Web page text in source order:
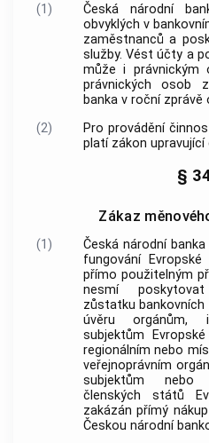
(1) Česká národní
obvyklých v
zaměstnanců a
služby. Vést účty a
může i právnickým
právnických osob
bankav roční zprávě
(2)
Pro provádění
platí zákon
§
Zákaz
(1) Česká národní banka
fungování Evropské
přímo použitelným
nesmí
zůstatku
úvěru orgánům,
subjektům
regionálním nebo
veřejnoprávním
subjektům nebo
členských států
zakázán přímý
Českou národní